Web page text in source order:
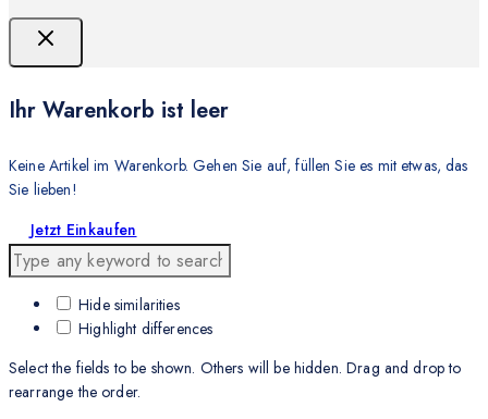
Ihr Warenkorb ist leer
Keine Artikel im Warenkorb. Gehen Sie auf, füllen Sie es mit etwas, das
Sie lieben!
Jetzt Einkaufen
Hide similarities
Highlight differences
Select the fields to be shown. Others will be hidden. Drag and drop to
rearrange the order.